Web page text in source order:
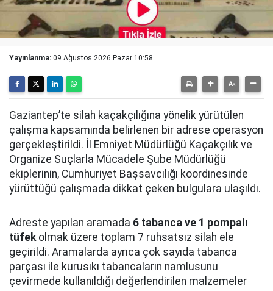
Yayınlanma: 09 Ağustos 2026 Pazar 10:58
Gaziantep’te silah kaçakçılığına yönelik yürütülen
çalışma kapsamında belirlenen bir adrese operasyon
gerçekleştirildi. İl Emniyet Müdürlüğü Kaçakçılık ve
Organize Suçlarla Mücadele Şube Müdürlüğü
ekiplerinin, Cumhuriyet Başsavcılığı koordinesinde
yürüttüğü çalışmada dikkat çeken bulgulara ulaşıldı.
Adreste yapılan aramada 6 tabanca ve 1 pompalı
tüfek olmak üzere toplam 7 ruhsatsız silah ele
geçirildi. Aramalarda ayrıca çok sayıda tabanca
parçası ile kurusıkı tabancaların namlusunu
çevirmede kullanıldığı değerlendirilen malzemeler